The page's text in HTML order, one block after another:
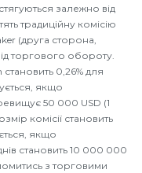
залежно від
традиційну комісію
(друга сторона,
торгового обороту.
0,26% для
якщо
50 000 USD (1
комісії становить
якщо
становить 10 000 000
з торговими